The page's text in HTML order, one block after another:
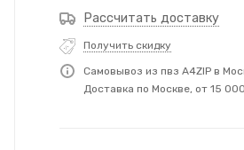
Рассчитать доставку
Получить скидку
Самовывоз из пвз A4ZIP в
Доставка по Москве, от 15